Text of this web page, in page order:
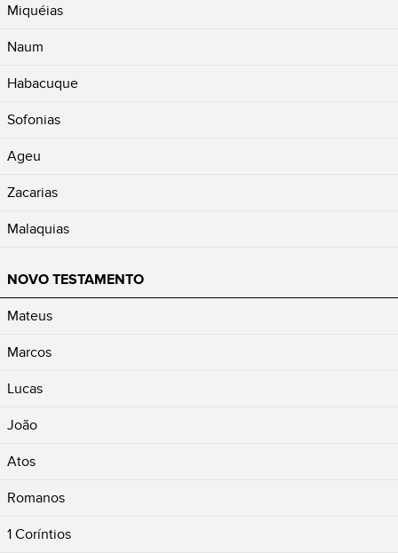
Miquéias
Naum
Habacuque
Sofonias
Ageu
Zacarias
Malaquias
NOVO TESTAMENTO
Mateus
Marcos
Lucas
João
Atos
Romanos
1 Coríntios